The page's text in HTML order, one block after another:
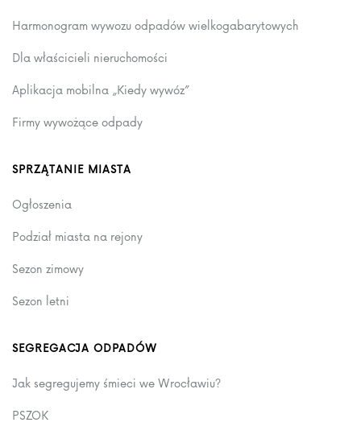
Harmonogram wywozu odpadów wielkogabarytowych
Dla właścicieli nieruchomości
Aplikacja mobilna „Kiedy wywóz”
Firmy wywożące odpady
SPRZĄTANIE MIASTA
Ogłoszenia
Podział miasta na rejony
Sezon zimowy
Sezon letni
SEGREGACJA ODPADÓW
Jak segregujemy śmieci we Wrocławiu?
PSZOK